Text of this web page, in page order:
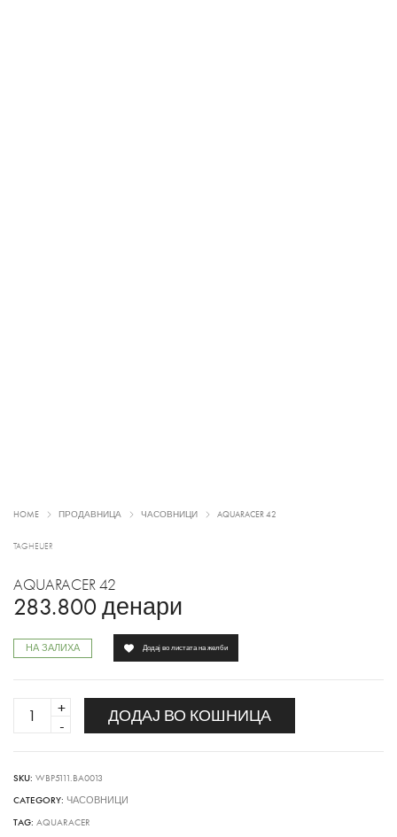
HOME ПРОДАВНИЦА ЧАСОВНИЦИ AQUARACER 42
TAGHEUER
AQUARACER 42
283.800 денари
НА ЗАЛИХА
AQUARACER
ДОДАЈ ВО КОШНИЦА
Додај во листата на желби
SKU: WBP5111.BA0013
CATEGORY: ЧАСОВНИЦИ
TAG: AQUARACER